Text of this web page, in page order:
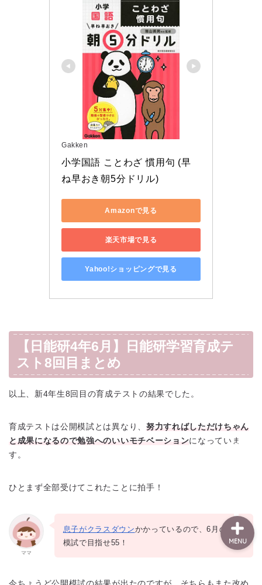
Gakken
小学国語 ことわざ 慣用句 (早
ね早おき朝5分ドリル)
Amazonで見る
楽天市場で見る
Yahoo!ショッピングで見る
【日能研4年6月】日能研学習育成テ
スト8回目まとめ
以上、新4年生8回目の育成テストの結果でした。
育成テストは公開模試とは異なり、 努力すればしただけちゃん
と成果になるので勉強へのいいモチベーションになっていま
す。
ひとまず全部受けてこれたことに拍手！
ママ
息子がクラスダウンかかっているので、6月の全国
模試で目指せ55！
MENU
模試・学習記録
小4